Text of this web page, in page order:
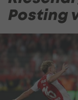
Posting